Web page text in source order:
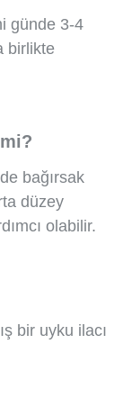
günde 3-4
birlikte
bağırsak
düzey
olabilir.
bir uyku ilacı